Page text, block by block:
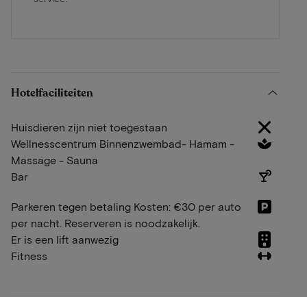
Hotelfaciliteiten
Huisdieren zijn niet toegestaan
Wellnesscentrum Binnenzwembad- Hamam -
Massage - Sauna
Bar
Parkeren tegen betaling Kosten: €30 per auto
per nacht. Reserveren is noodzakelijk.
Er is een lift aanwezig
Fitness